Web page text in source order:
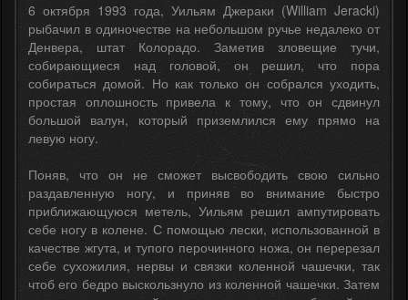
6 октября 1993 года, Уильям Джераки (William Jeracki)
рыбачил в одиночестве на небольшом ручье недалеко от
Денвера, штат Колорадо. Заметив зловещие тучи,
собирающиеся над головой, он решил, что пора
собираться домой. Но как только он собрался уходить,
простая оплошность привела к тому, что он сдвинул
большой валун, который приземлился ему прямо на
левую ногу.
Поняв, что он не сможет высвободить свою сильно
раздавленную ногу, и приняв во внимание быстро
приближающуюся метель, Уильям решил ампутировать
себе ногу в колене. С помощью лески, использованной в
качестве жгута, и тупого перочинного ножа, он перерезал
себе сухожилия, нервы и связки коленной чашечки, так
чтоб его бедро выскользнуло из коленной чашечки. Затем